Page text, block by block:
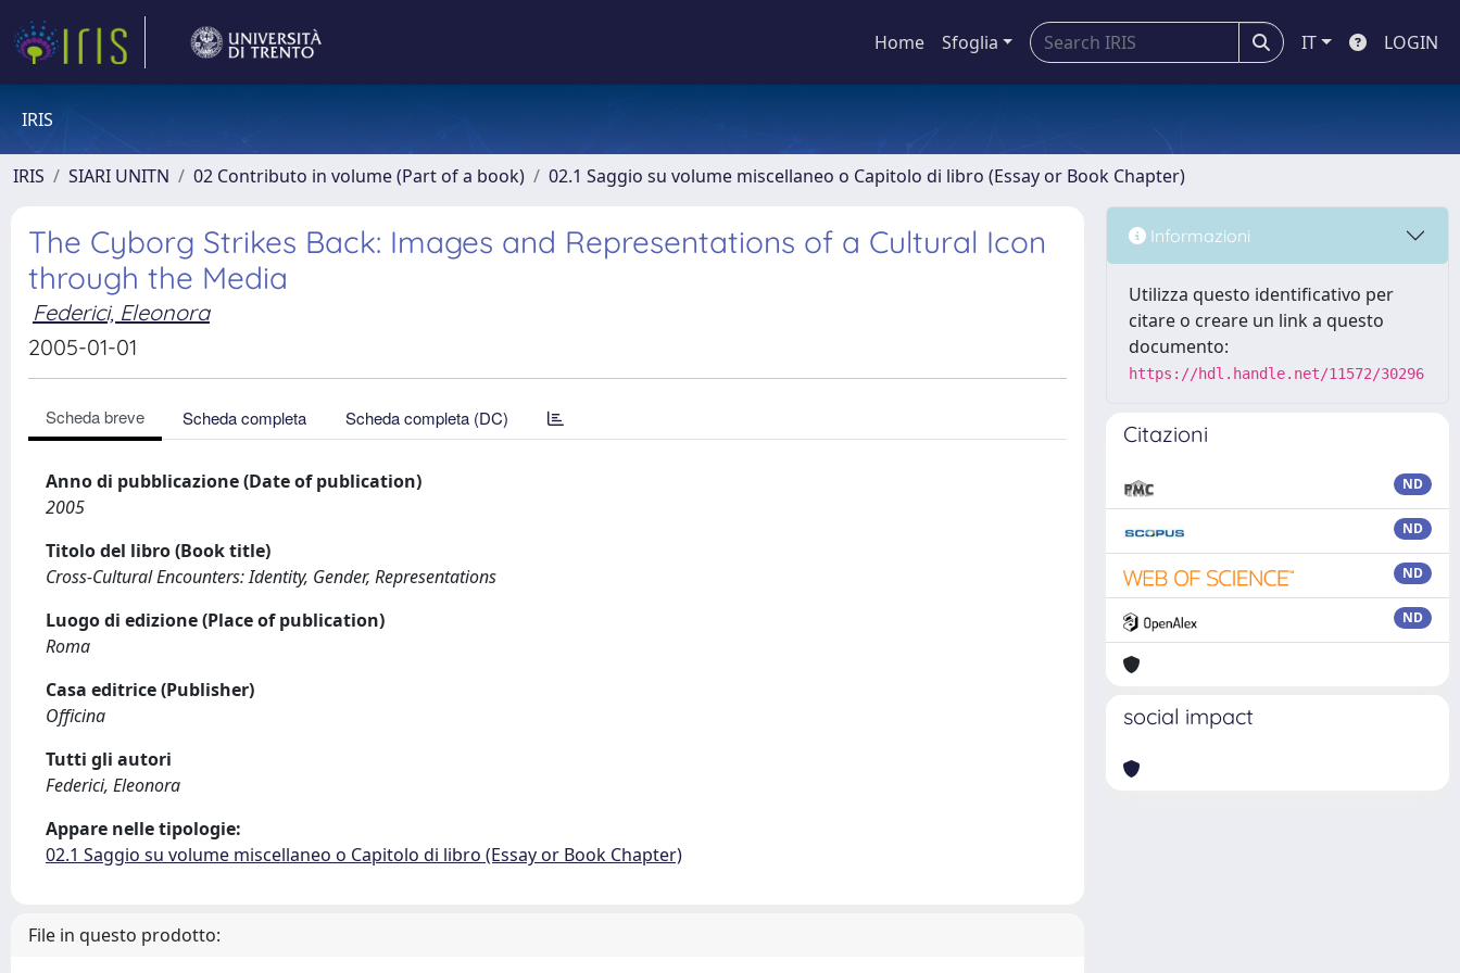
Home Sfoglia IT LOGIN
IRIS
IRIS SIARI UNITN 02 Contributo in volume (Part of a book) 02.1 Saggio su volume miscellaneo o Capitolo di libro (Essay or Book Chapter)
The Cyborg Strikes Back: Images and Representations of a Cultural Icon
through the Media
Federici, Eleonora
2005-01-01
Scheda breve Scheda completa Scheda completa (DC)
Anno di pubblicazione (Date of publication)
2005
Titolo del libro (Book title)
Cross-Cultural Encounters: Identity, Gender, Representations
Luogo di edizione (Place of publication)
Roma
Casa editrice (Publisher)
Officina
Tutti gli autori
Federici, Eleonora
Appare nelle tipologie:
02.1 Saggio su volume miscellaneo o Capitolo di libro (Essay or Book Chapter)
File in questo prodotto:
Informazioni
Utilizza questo identificativo per
citare o creare un link a questo
documento:
https://hdl.handle.net/11572/30296
Citazioni
ND
ND
ND
ND
social impact